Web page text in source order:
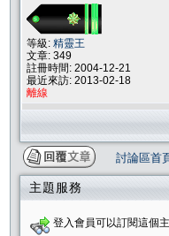
等級: 精靈王
文章: 349
註冊時間: 2004-12-21
最近來訪: 2013-02-18
離線
討論區首
主題服務
登入會員可以訂閱這個